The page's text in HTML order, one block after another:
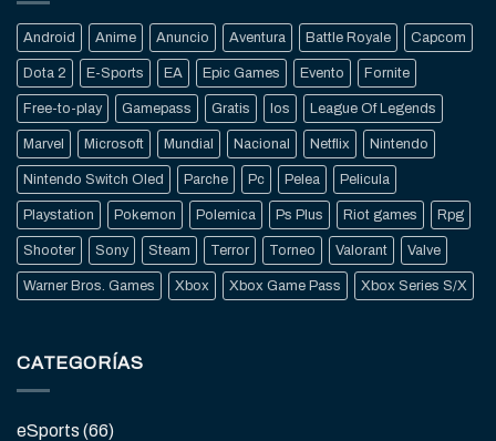
Android Anime Anuncio Aventura Battle Royale Capcom
Dota 2 E-Sports EA Epic Games Evento Fornite
Free-to-play Gamepass Gratis Ios League Of Legends
Marvel Microsoft Mundial Nacional Netflix Nintendo
Nintendo Switch Oled Parche Pc Pelea Pelicula
Playstation Pokemon Polemica Ps Plus Riot games Rpg
Shooter Sony Steam Terror Torneo Valorant Valve
Warner Bros. Games Xbox Xbox Game Pass Xbox Series S/X
CATEGORÍAS
eSports (66)